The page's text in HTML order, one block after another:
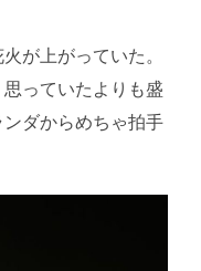
が上がっていた。
っていたよりも盛
ダからめちゃ拍手